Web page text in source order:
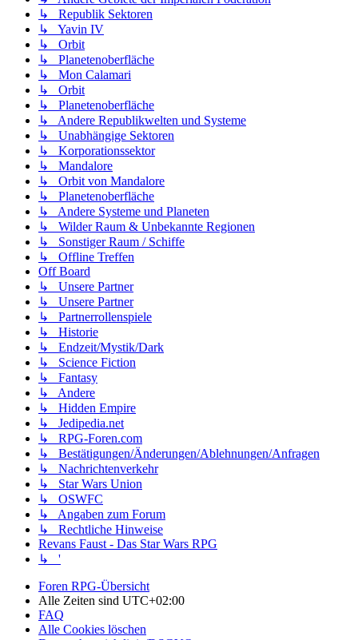
↳ Republik Sektoren
↳ Yavin IV
↳ Orbit
↳ Planetenoberfläche
↳ Mon Calamari
↳ Orbit
↳ Planetenoberfläche
↳ Andere Republikwelten und Systeme
↳ Unabhängige Sektoren
↳ Korporationssektor
↳ Mandalore
↳ Orbit von Mandalore
↳ Planetenoberfläche
↳ Andere Systeme und Planeten
↳ Wilder Raum & Unbekannte Regionen
↳ Sonstiger Raum / Schiffe
↳ Offline Treffen
Off Board
↳ Unsere Partner
↳ Unsere Partner
↳ Partnerrollenspiele
↳ Historie
↳ Endzeit/Mystik/Dark
↳ Science Fiction
↳ Fantasy
↳ Andere
↳ Hidden Empire
↳ Jedipedia.net
↳ RPG-Foren.com
↳ Bestätigungen/Änderungen/Ablehnungen/Anfragen
↳ Nachrichtenverkehr
↳ Star Wars Union
↳ OSWFC
↳ Angaben zum Forum
↳ Rechtliche Hinweise
Revans Faust - Das Star Wars RPG
↳ '
Foren RPG-Übersicht
Alle Zeiten sind UTC+02:00
FAQ
Alle Cookies löschen